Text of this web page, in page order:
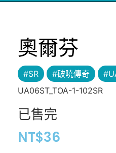
奧爾芬
#SR #破曉傳奇
UA06ST_TOA-1-102SR
已售完
NT$36